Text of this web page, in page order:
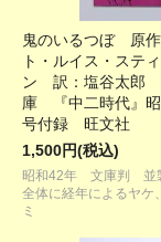
鬼のいるつぼ 原
ト・ルイス・ステ
ン 訳：塩谷太郎
庫 『中二時代』昭
号付録 旺文社
1,500円(税込)
昭和42年 文庫判
全体に経年によるヤケ
ミ